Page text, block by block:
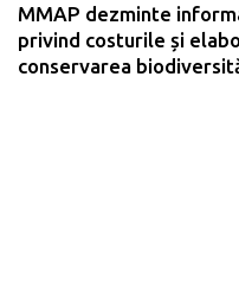
MMAP dezminte
privind costurile și
conservarea